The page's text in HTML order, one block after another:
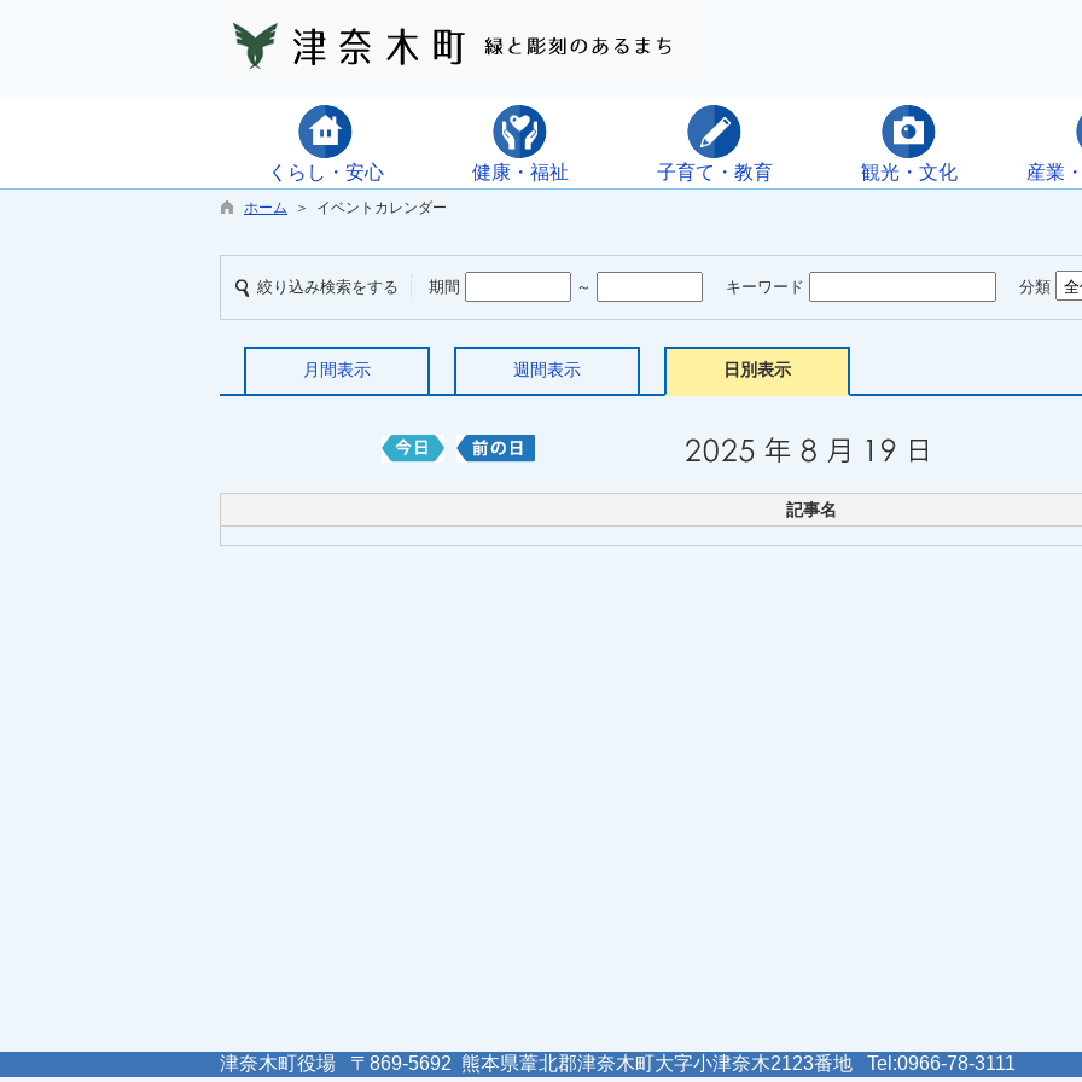
くらし・安心 健康・福祉 子育て・教育 観光・文化 産業
ホーム ＞ イベントカレンダー
絞り込み検索をする 期間 ～ キーワード 分類
月間表示 週間表示 日別表示
記事名
津奈木町役場 〒869-5692 熊本県葦北郡津奈木町大字小津奈木2123番地 Tel:0966-78-3111